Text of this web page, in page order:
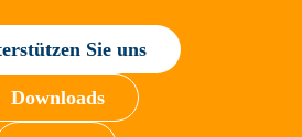
Sie uns
Downloads